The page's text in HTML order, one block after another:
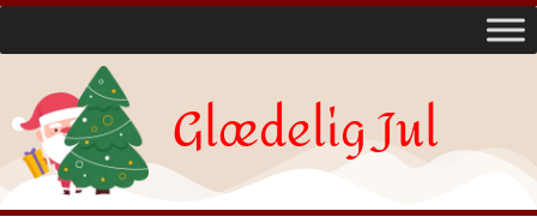
Glædelig Jul